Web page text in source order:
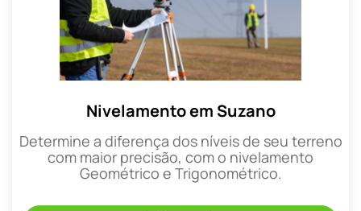
Nivelamento em Suzano
Determine a diferença dos níveis de seu terreno
com maior precisão, com o nivelamento
Geométrico e Trigonométrico.